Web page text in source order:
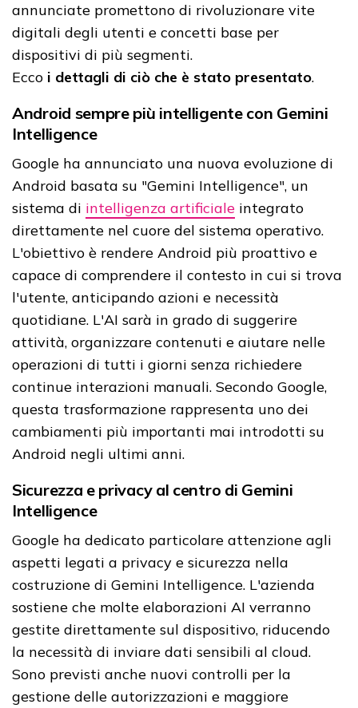
annunciate promettono di rivoluzionare vite
digitali degli utenti e concetti base per
dispositivi di più segmenti.
Ecco i dettagli di ciò che è stato presentato.
Android sempre più intelligente con Gemini
Intelligence
Google ha annunciato una nuova evoluzione di
Android basata su "Gemini Intelligence", un
sistema di intelligenza artificiale integrato
direttamente nel cuore del sistema operativo.
L'obiettivo è rendere Android più proattivo e
capace di comprendere il contesto in cui si trova
l'utente, anticipando azioni e necessità
quotidiane. L'AI sarà in grado di suggerire
attività, organizzare contenuti e aiutare nelle
operazioni di tutti i giorni senza richiedere
continue interazioni manuali. Secondo Google,
questa trasformazione rappresenta uno dei
cambiamenti più importanti mai introdotti su
Android negli ultimi anni.
Sicurezza e privacy al centro di Gemini
Intelligence
Google ha dedicato particolare attenzione agli
aspetti legati a privacy e sicurezza nella
costruzione di Gemini Intelligence. L'azienda
sostiene che molte elaborazioni AI verranno
gestite direttamente sul dispositivo, riducendo
la necessità di inviare dati sensibili al cloud.
Sono previsti anche nuovi controlli per la
gestione delle autorizzazioni e maggiore